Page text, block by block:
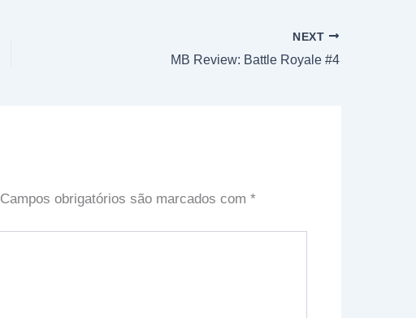
NEXT
MB Review: Battle Royale #4
Campos obrigatórios são marcados com *